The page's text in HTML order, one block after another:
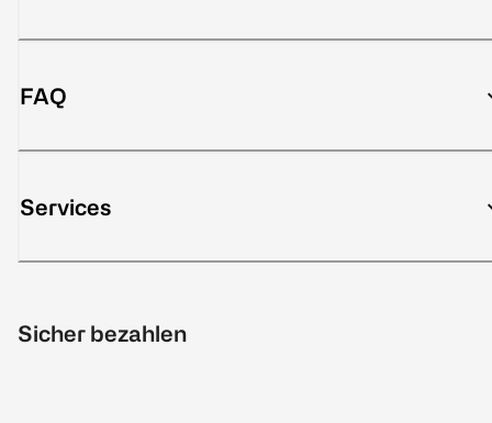
FAQ
Services
Sicher bezahlen